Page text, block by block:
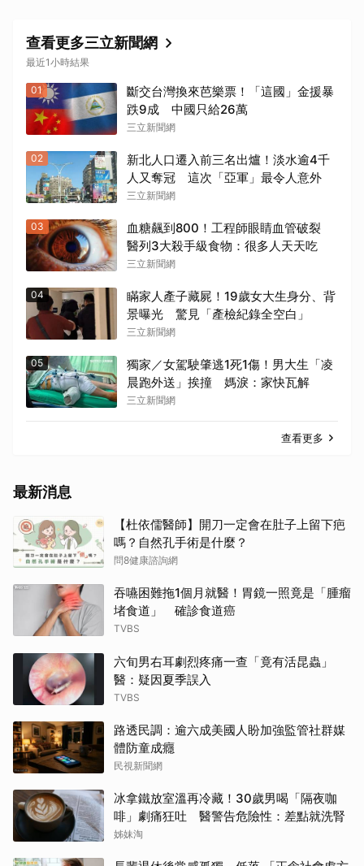
查看更多三立新聞網
最近1小時結果
01
斷交台灣換來芭樂票！「這國」金援暴
跌9成 中國只給26萬
三立新聞網
02
新北人口遷入前三名出爐！淡水逾4千
人又奪冠 這次「亞軍」最令人意外
三立新聞網
03
血糖飆到800！工程師眼睛血管破裂
醫列3大殺手級食物：很多人天天吃
三立新聞網
04
瞞家人產子藏屍！19歲女大生身分、背
景曝光 驚見「產檢紀錄全空白」
三立新聞網
05
獨家／女駕駛肇逃1死1傷！男大生「凌
晨跑外送」挨撞 媽淚：家快瓦解
三立新聞網
查看更多
最新消息
【杜依儒醫師】開刀一定會在肚子上留下疤
嗎？自然孔手術是什麼？
問8健康諮詢網
吞嚥困難拖1個月就醫！胃鏡一照竟是「腫瘤
堵食道」 確診食道癌
TVBS
六旬男右耳劇烈疼痛一查「竟有活昆蟲」
醫：疑因夏季誤入
TVBS
路透民調：逾六成美國人盼加強監管社群媒
體防童成癮
民視新聞網
冰拿鐵放室溫再冷藏！30歲男喝「隔夜咖
啡」劇痛狂吐 醫警告危險性：差點就洗腎
姊妹淘